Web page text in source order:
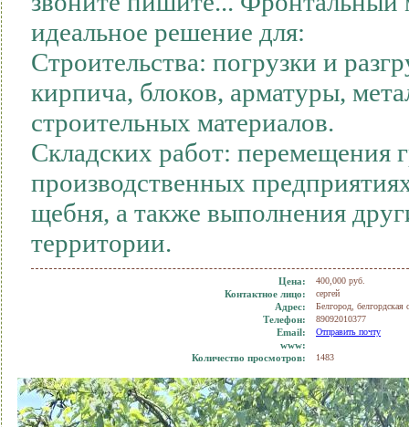
идеальное решение для:
Строительства: погрузки и
кирпича, блоков, арматуры,
строительных материалов.
Складских работ: перемещения
производственных
щебня, а также выполнения
территории.
Цена: 400,000 руб.
Контактное лицо: сергей
Адрес: Белгород, белгордская
Телефон: 89092010377
Еmail: Отправить почту
www:
Количество просмотров:
1483